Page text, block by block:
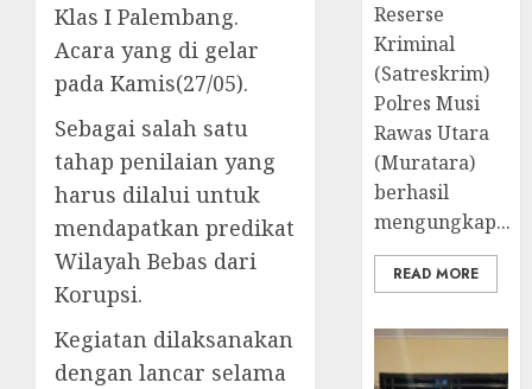
Klas I Palembang.
Acara yang di gelar
pada Kamis(27/05).
Sebagai salah satu
tahap penilaian yang
harus dilalui untuk
mendapatkan predikat
Wilayah Bebas dari
Korupsi.
Kegiatan dilaksanakan
dengan lancar selama
Reserse
Kriminal
(Satreskrim)
Polres Musi
Rawas Utara
(Muratara)
berhasil
mengungkap...
READ MORE